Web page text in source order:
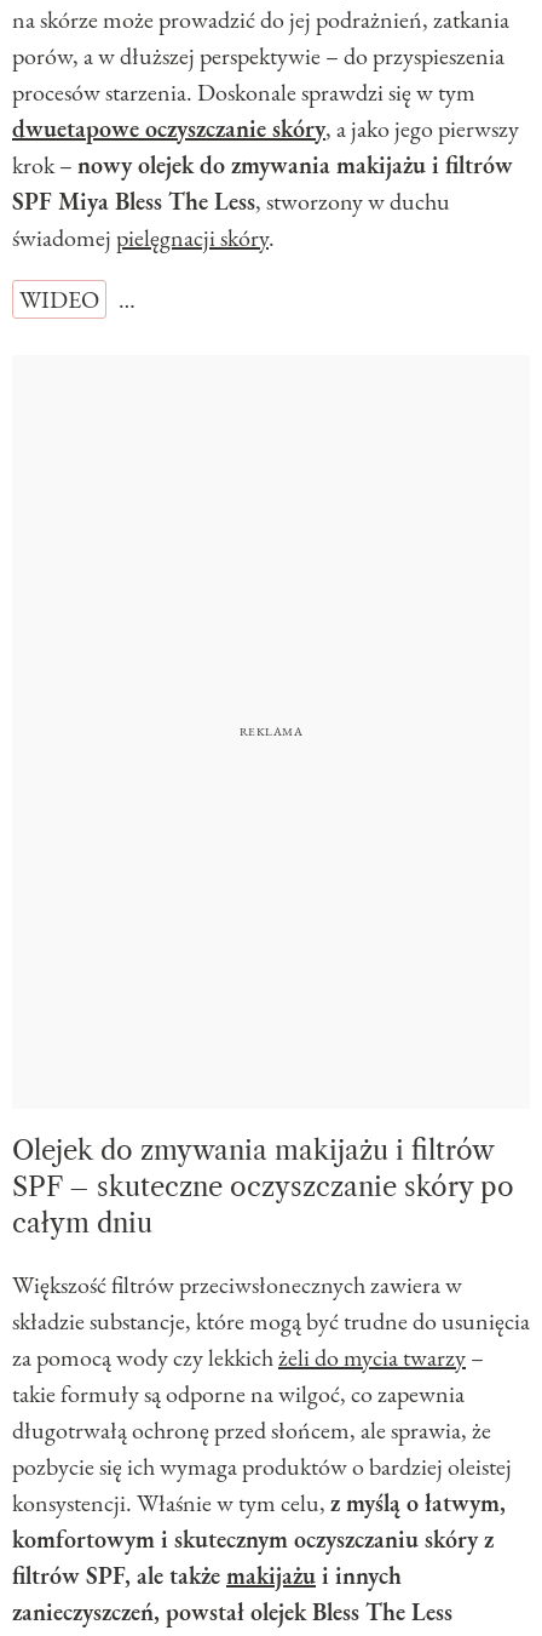
na skórze może prowadzić do jej podrażnień, zatkania
porów, a w dłuższej perspektywie – do przyspieszenia
procesów starzenia. Doskonale sprawdzi się w tym
dwuetapowe oczyszczanie skóry, a jako jego pierwszy
krok –nowy olejek do zmywania makijażu i filtrów
SPF Miya Bless The Less, stworzony w duchu
świadomejpielęgnacji skóry.
WIDEO
…
Olejek do zmywania makijażu i filtrów
SPF – skuteczne oczyszczanie skóry po
całym dniu
Większość filtrów przeciwsłonecznych zawiera w
składzie substancje, które mogą być trudne do usunięcia
za pomocą wody czy lekkichżeli do mycia twarzy–
takie formuły są odporne na wilgoć, co zapewnia
długotrwałą ochronę przed słońcem, ale sprawia, że
pozbycie się ich wymaga produktów o bardziej oleistej
konsystencji. Właśnie w tym celu,z myślą o łatwym,
komfortowym i skutecznym oczyszczaniu skóry z
filtrów SPF, ale takżemakijażui innych
zanieczyszczeń, powstał olejek Bless The Less